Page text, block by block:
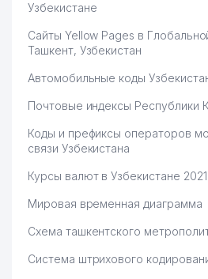
Узбекистане
Сайты Yellow Pages в
Ташкент, Узбекистан
Автомобильные коды
Почтовые индексы Республики
Коды и префиксы операторов
связи Узбекистана
Курсы валют в Узбекистане 2021
Мировая временная диаграмма
Схема ташкентского
Система штрихового